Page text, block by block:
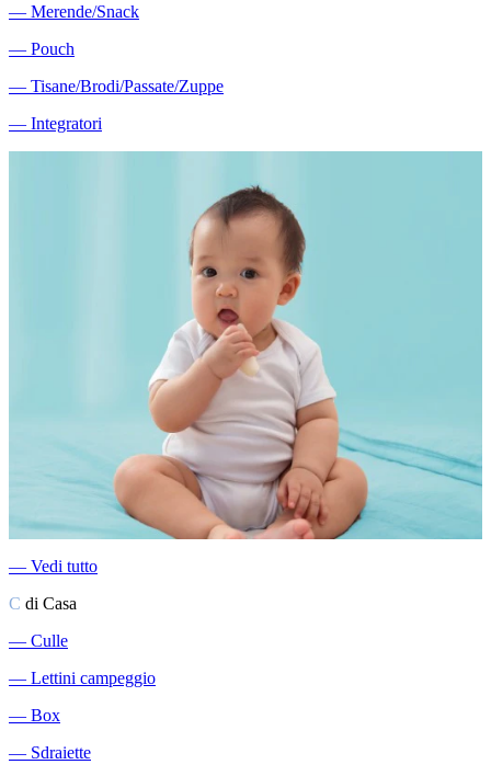
― Merende/Snack
― Pouch
― Tisane/Brodi/Passate/Zuppe
― Integratori
― Vedi tutto
C di Casa
― Culle
― Lettini campeggio
― Box
― Sdraiette